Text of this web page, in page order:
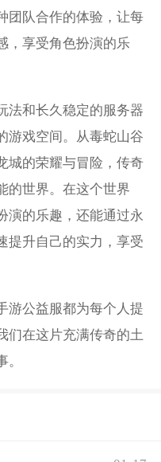
团队合作的体验，让每
，享受角色扮演的乐
法和长久稳定的服务器
游戏空间。从毒蛇山谷
城的荣耀与冒险，传奇
的世界。在这个世界
演的乐趣，还能通过永
提升自己的实力，享受
游公益服都为每个人提
们在这片充满传奇的土